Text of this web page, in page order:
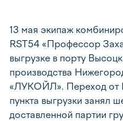
13 мая экипаж
RST54 «Профессор
выгрузке в порту
производства
«ЛУКОЙЛ». Переход от
пункта выгрузки занял
доставленной партии